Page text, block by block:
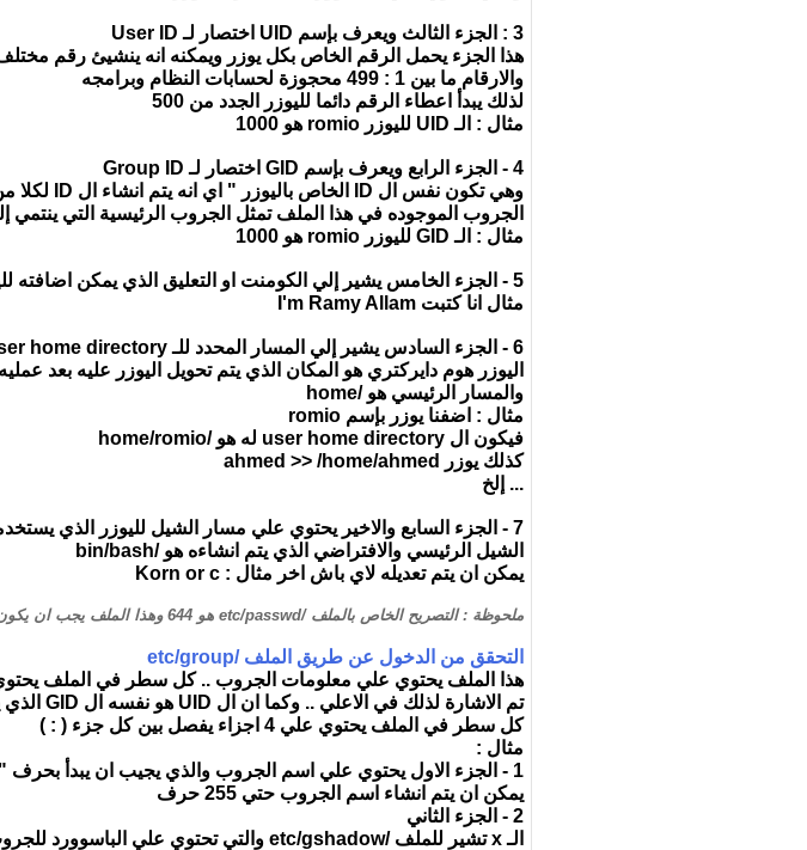
3 : الجزء الثالث ويعرف بإسم UID اختصار لـ User ID
هذا الجزء يحمل الرقم الخاص بكل يوزر ويمكنه انه ينشيئ رقم مختلف لكل يوزر ما بين 1 إلي 2 بليون ..
والارقام ما بين 1 : 499 محجوزة لحسابات النظام وبرامجه
لذلك يبدأ اعطاء الرقم دائما لليوزر الجدد من 500
مثال : الـ UID لليوزر romio هو 1000
4 - الجزء الرابع ويعرف بإسم GID اختصار لـ Group ID
وهي تكون نفس ال ID الخاص باليوزر " اي انه يتم انشاء ال ID لكلا من اليوزر والجروب بنفس الرقم "
الجروب الموجوده في هذا الملف تمثل الجروب الرئيسية التي ينتمي
مثال : الـ GID لليوزر romio هو 1000
5 - الجزء الخامس يشير إلي الكومنت او التعليق الذي يمكن اضافته لليوزر ( اضافة رقم جواله - عنوانه - ايميله ... إلخ )
مثال انا كتبت I'm Ramy Allam
6 - الجزء السادس يشير إلي المسار المحدد للـ user home directory
اليوزر هوم دايركتري هو المكان الذي يتم تحويل اليوزر عليه بعد
والمسار الرئيسي هو /home
مثال : اضفنا يوزر بإسم romio
فيكون ال user home directory له هو /home/romio
كذلك يوزر ahmed >> /home/ahmed
... إلخ
7 - الجزء السابع والاخير يحتوي علي مسار الشيل لليوزر الذي يستخدمه اثناء تسجيل الدخول
الشيل الرئيسي والافتراضي الذي يتم انشاءه هو /bin/bash
يمكن ان يتم تعديله لاي باش اخر مثال : Korn or c
ملحوظة : التصريح الخاص بالملف /etc/passwd هو 644 وهذا الملف يجب ان يكون ملك للروت
التحقق من الدخول عن طريق الملف /etc/group
هذا الملف يحتوي علي معلومات الجروب .. كل سطر في الملف
تم الاشارة لذلك في الاعلي .. وكما ان ال UID هو نفسه ال GID الذي يتم انشاءه افتراضيا فالإسم ايضا كذلك مشابة اي ان "
كل سطر في الملف يحتوي علي 4 اجزاء يفصل بين كل جزء ( : )
مثال :
1 - الجزء الاول يحتوي علي اسم الجروب والذي يجيب ان يبدأ بحرف "وهو
يمكن ان يتم انشاء اسم الجروب حتي 255 حرف
2 - الجزء الثاني
الـ x تشير للملف /etc/gshadow والتي تحتوي علي الباسوورد للجروب "إذا تم اضافة باسوورد للجروب"